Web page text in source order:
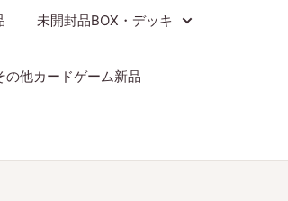
未開封品BOX・デッキ
の他カードゲーム新品